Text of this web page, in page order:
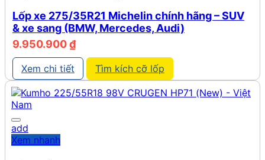
Lốp xe 275/35R21 Michelin chính hãng – SUV
& xe sang (BMW, Mercedes, Audi)
9.950.900₫
Xem chi tiết Tìm kích cỡ lốp
add
Xem nhanh